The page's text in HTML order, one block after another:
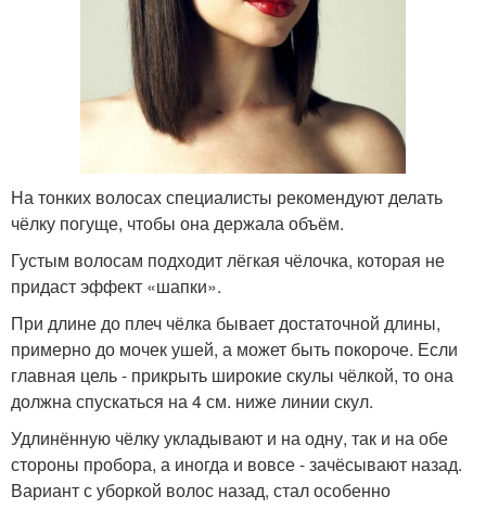
На тонких волосах специалисты рекомендуют делать
чёлку погуще, чтобы она держала объём.
Густым волосам подходит лёгкая чёлочка, которая не
придаст эффект «шапки».
При длине до плеч чёлка бывает достаточной длины,
примерно до мочек ушей, а может быть покороче. Если
главная цель - прикрыть широкие скулы чёлкой, то она
должна спускаться на 4 см. ниже линии скул.
Удлинённую чёлку укладывают и на одну, так и на обе
стороны пробора, а иногда и вовсе - зачёсывают назад.
Вариант с уборкой волос назад, стал особенно